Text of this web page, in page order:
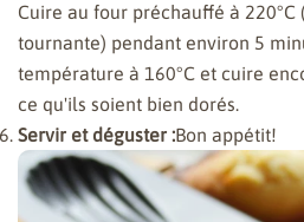
Cuire au four préchauffé à
tournante) pendant environ 5
température à 160°C et cuire
ce qu'ils soient bien dorés.
Servir et déguster :Bon appétit!